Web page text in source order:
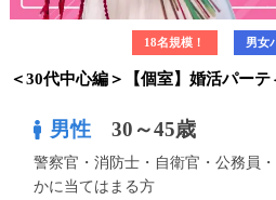
18名規模！ 男女
＜30代中心編＞【個室】婚活パー
男性 30～45歳
警察官・消防士・自衛官・公務員
かに当てはまる方